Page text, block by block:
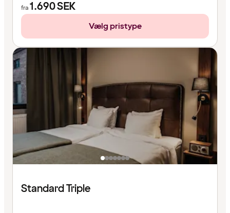
fra1.690SEK
Vælg pristype
Standard Triple